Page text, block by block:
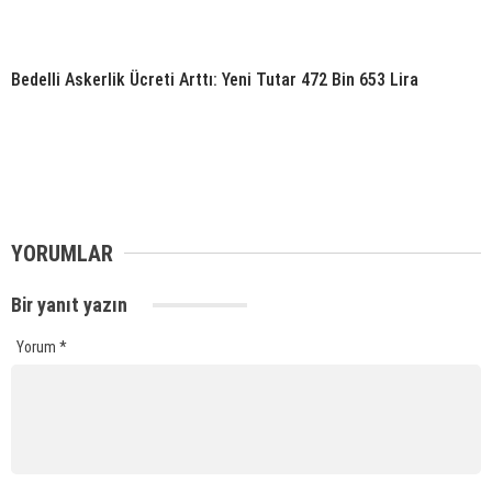
Bedelli Askerlik Ücreti Arttı: Yeni Tutar 472 Bin 653 Lira
YORUMLAR
Bir yanıt yazın
Yorum *